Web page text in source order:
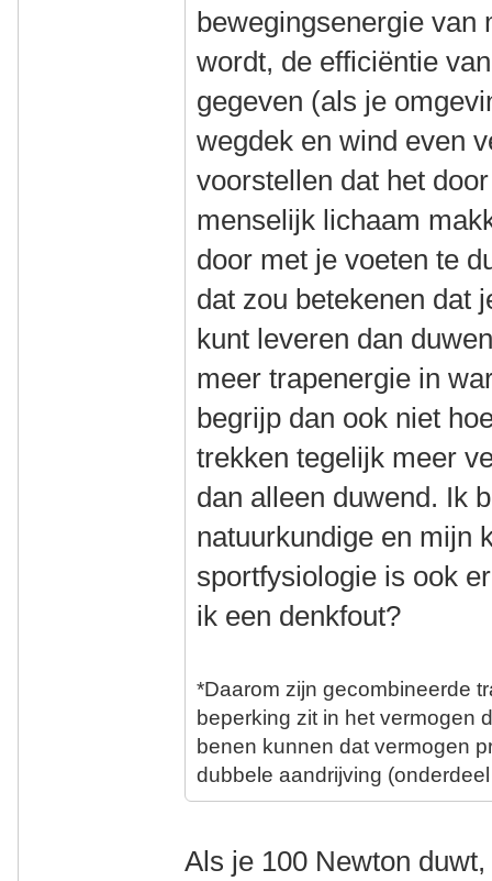
bewegingsenergie van
wordt, de efficiëntie
gegeven (als je
wegdek en wind even
voorstellen dat het
menselijk lichaam
door met je voeten te
dat zou betekenen dat
kunt leveren dan
meer trapenergie in
begrijp dan ook niet
trekken tegelijk meer
dan alleen duwend. Ik
natuurkundige en mijn
sportfysiologie is ook
ik een denkfout?
*Daarom zijn gecombineerde
beperking zit in het vermogen
benen kunnen dat vermogen
dubbele aandrijving
Als je 100 Newton